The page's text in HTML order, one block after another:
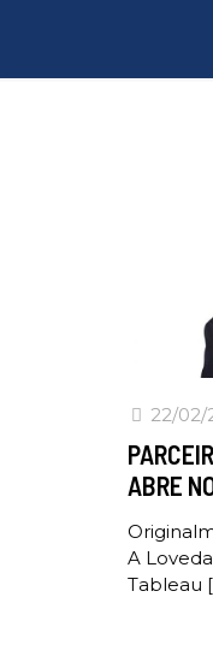
22/02/
ABRE
A
Tableau